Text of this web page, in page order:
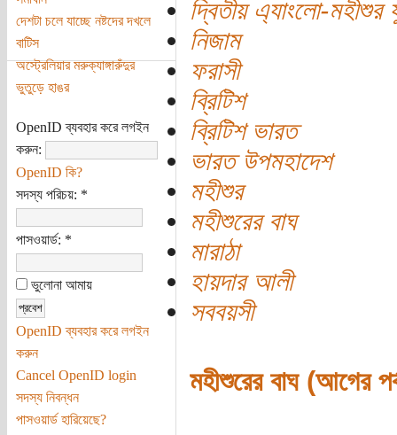
দেশটা চলে যাচ্ছে নষ্টদের দখলে
বাটিস
অস্ট্রেলিয়ার মরুক্যাঙ্গারুঁদুর
ভুতুড়ে হাঙর
OpenID ব্যবহার করে লগইন
করুন:
OpenID কি?
সদস্য পরিচয়: *
পাসওয়ার্ড: *
ভুলোনা আমায়
OpenID ব্যবহার করে লগইন
করুন
Cancel OpenID login
সদস্য নিবন্ধন
পাসওয়ার্ড হারিয়েছে?
দ্বিতীয় এ্যাংলো-মহীশুর
নিজাম
ফরাসী
ব্রিটিশ
ব্রিটিশ ভারত
ভারত উপমহাদেশ
মহীশুর
মহীশুরের বাঘ
মারাঠা
হায়দার আলী
সববয়সী
মহীশুরের বাঘ (আগের